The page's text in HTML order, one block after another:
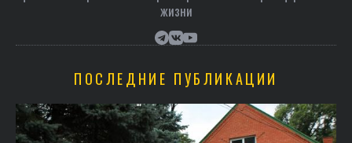
жизни
ПОСЛЕДНИЕ ПУБЛИКАЦИИ